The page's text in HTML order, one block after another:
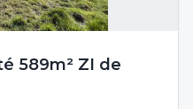
589m² ZI de